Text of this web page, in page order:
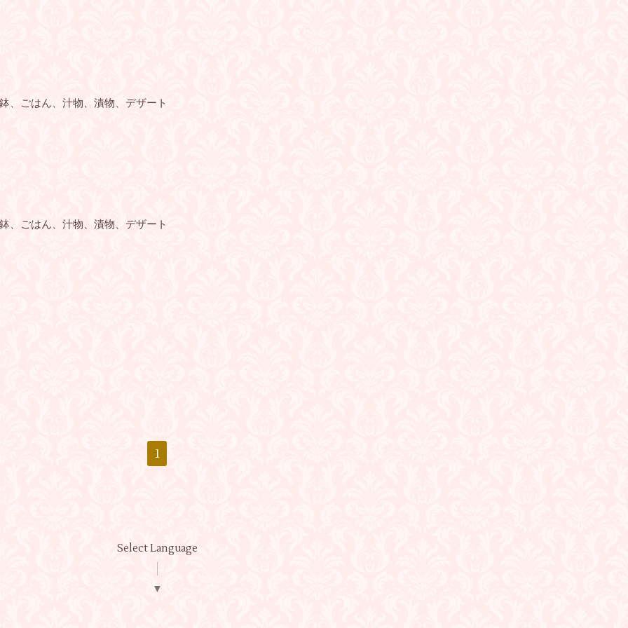
、ごはん、汁物、漬物、デザート
、ごはん、汁物、漬物、デザート
1
Select Language
▼